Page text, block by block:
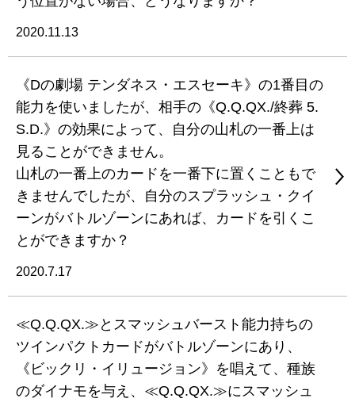
2020.11.13
《Dの劇場 テンダネス・エスセーキ》の1番目の
能力を使いましたが、相手の《Q.Q.QX./終葬 5.
S.D.》の効果によって、自分の山札の一番上は
見ることができません。
山札の一番上のカードを一番下に置くこともで
きませんでしたが、自分のスプラッシュ・クイ
ーンがバトルゾーンにあれば、カードを引くこ
とができますか？
2020.7.17
≪Q.Q.QX.≫とスマッシュバースト能力持ちの
ツインパクトカードがバトルゾーンにあり、
《ビックリ・イリュージョン》を唱えて、種族
のダイナモを与え、≪Q.Q.QX.≫にスマッシュ